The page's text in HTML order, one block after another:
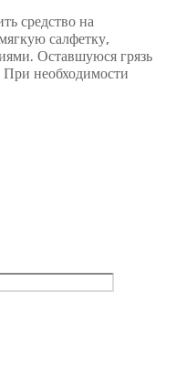
средство на
салфетку,
Оставшуюся грязь
необходимости